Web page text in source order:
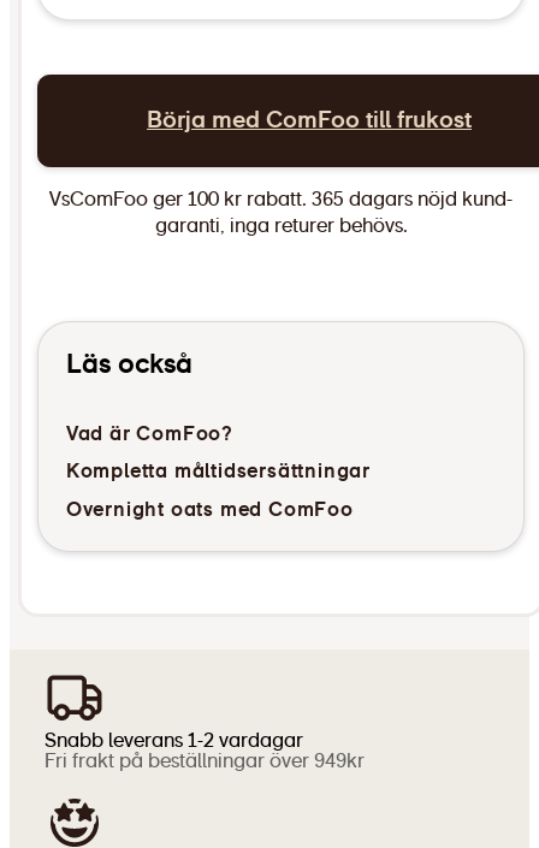
Börja med ComFoo till frukost
VsComFoo ger 100 kr rabatt. 365 dagars nöjd kund-
garanti, inga returer behövs.
Läs också
Vad är ComFoo?
Kompletta måltidsersättningar
Overnight oats med ComFoo
Snabb leverans 1-2 vardagar
Fri frakt på beställningar över 949kr